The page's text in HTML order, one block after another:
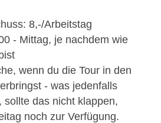
8,-/Arbeitstag
- Mittag, je nachdem wie
wenn du die Tour in den
- was jedenfalls
sollte das nicht klappen,
noch zur Verfügung.